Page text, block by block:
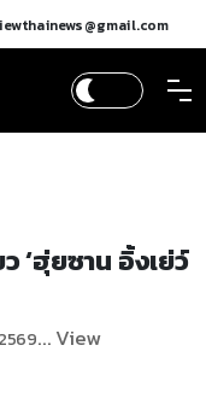
‘ฮุ่ยซาน อิ้งเย่ว์
... View